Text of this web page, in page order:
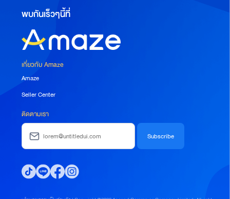
พบกันเร็วๆนี้ที่
เกี่ยวกับ Amaze
Amaze
Seller Center
ติดตามเรา